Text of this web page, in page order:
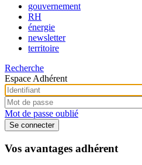
gouvernement
RH
énergie
newsletter
territoire
Recherche
Espace Adhérent
Mot de passe oublié
Vos avantages adhérent